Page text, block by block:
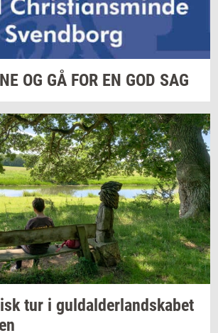
OG GÅ FOR EN GOD SAG
tur i gul­dal­der­land­ska­bet